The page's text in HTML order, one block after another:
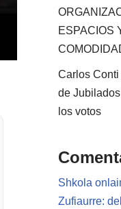
ESPACIOS
Carlos
de
los votos
Shkola
Zufiaurre: